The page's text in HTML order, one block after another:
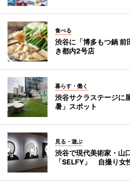
食べる
渋谷に「博多もつ鍋
き都内2号店
暮らす・働く
渋谷サクラステージに
暑」スポット
見る・遊ぶ
渋谷で現代美術家・山
「SELFY」 自撮り女